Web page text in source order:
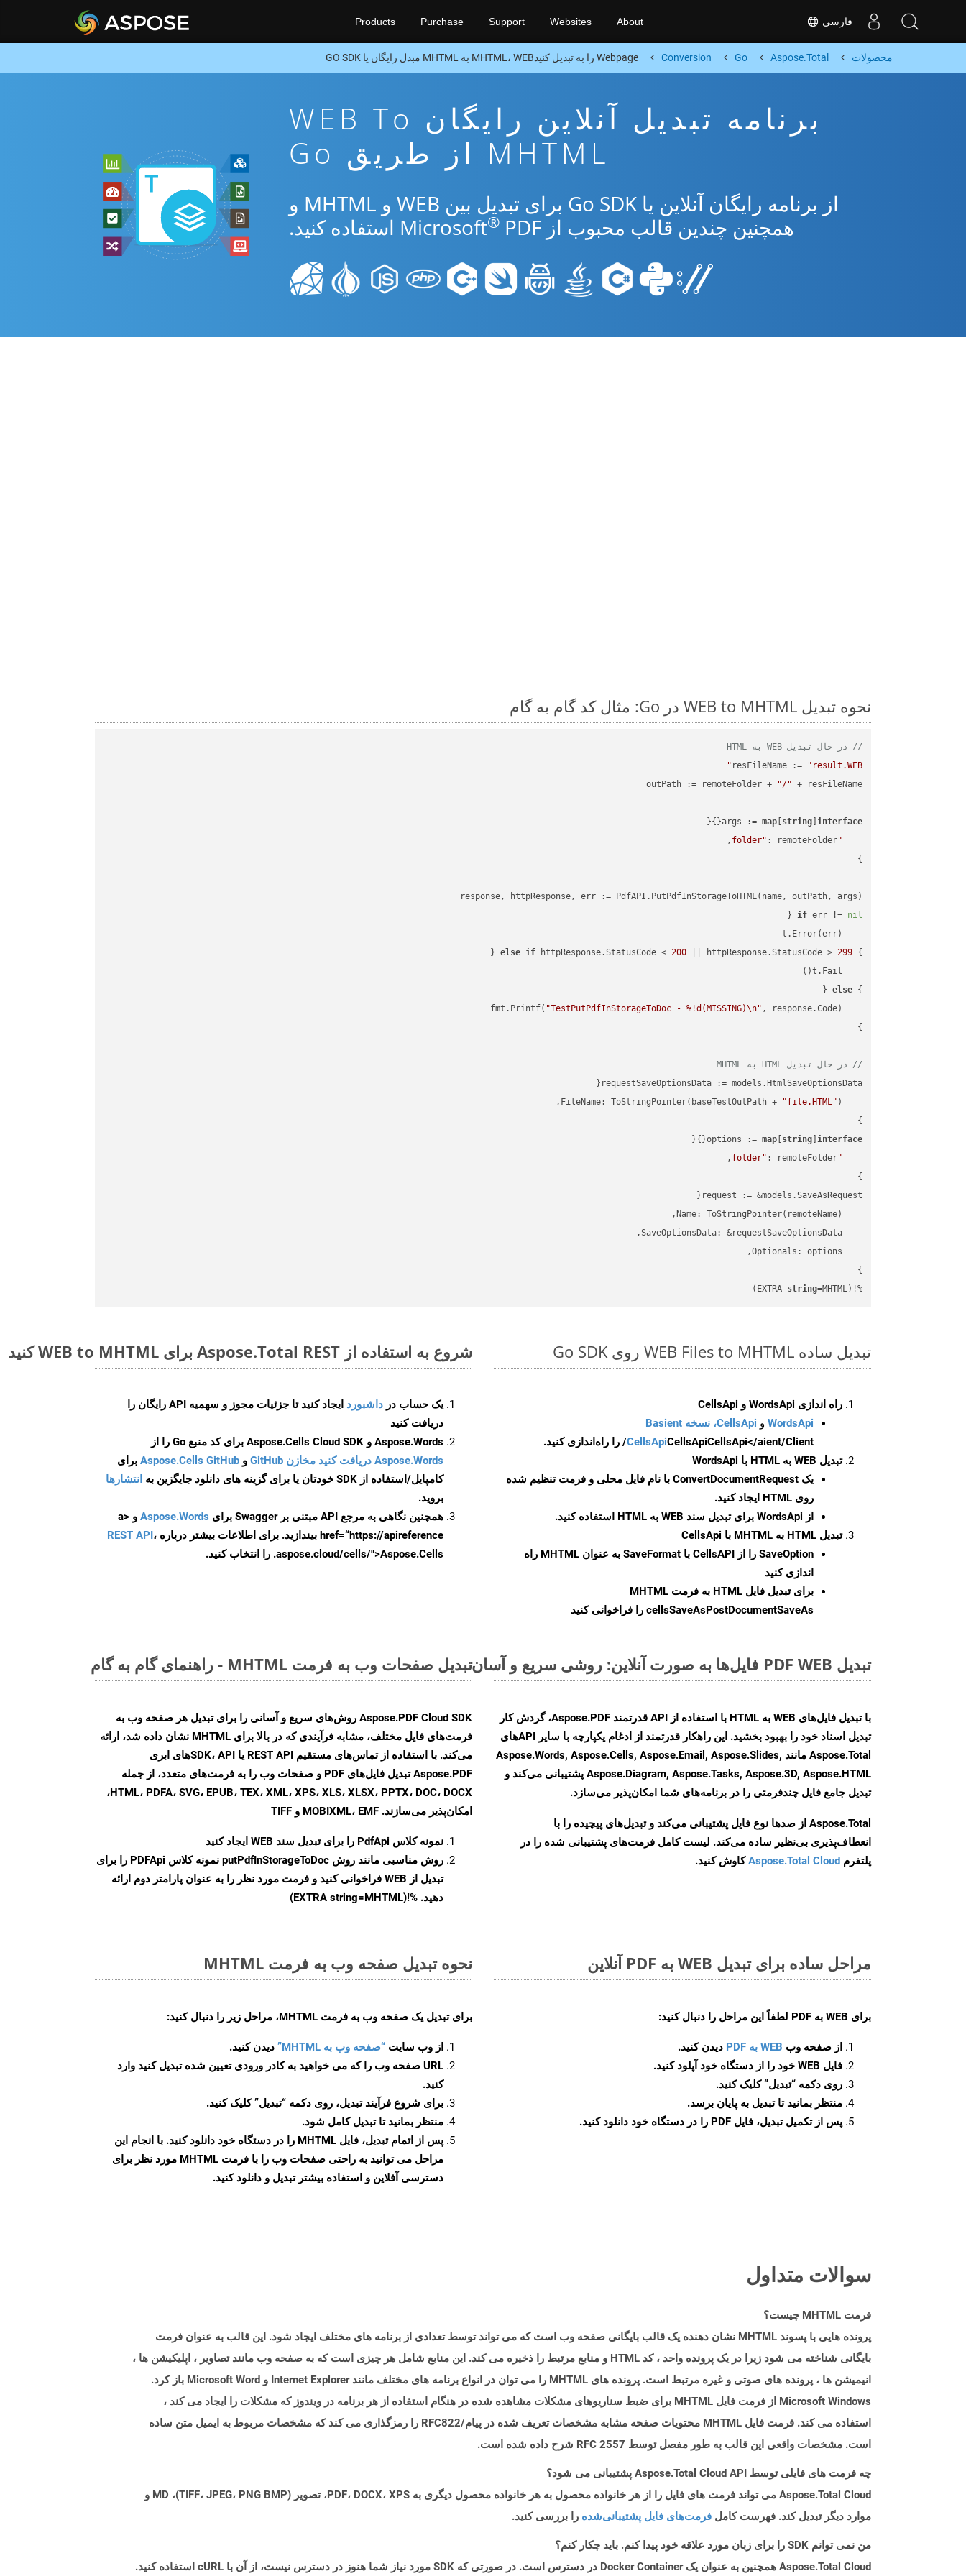
فارسی Products Purchase Support Websites About
محصولات Aspose.Total
Go
Conversion Webpage را به تبدیل کنیدMHTML، WEB به MHTML مبدل رایگان یا GO SDK
برنامه تبدیل آنلاین رایگان WEB To
MHTML از طریق Go
از برنامه رایگان آنلاین یا Go SDK برای تبدیل بین WEB و MHTML و
همچنین چندین قالب محبوب از Microsoft
® PDF استفاده کنید.
نحوه تبدیل WEB to MHTML در Go: مثال کد گام به گام
// در حال تبدیل WEB به HTML
resFileName :=
"result.WEB"
outPath := remoteFolder +
"/"
args := map[ string] interface
"folder"
response, httpResponse, err := PdfAPI.PutPdfInStorageToHTML(name, outPath, args)
if err != nil
}
else if httpResponse.StatusCode < 200 || httpResponse.StatusCode > 299
}
else
"TestPutPdfInStorageToDoc - %!d(MISSING)\n"
// در حال تبدیل HTML به MHTML
"file.HTML"
options := map[ string] interface
"folder"
%!(EXTRA
string=MHTML)
تبدیل ساده WEB Files to MHTML روی Go SDK
راه اندازی WordsApi و CellsApi
WordsApi و CellsApi، نسخه Basient
CellsApiCellsApiCellsApi</aient/Client/ را راه‌اندازی کنید.
تبدیل WEB به HTML با WordsApi
یک ConvertDocumentRequest با نام فایل محلی و فرمت تنظیم شده
روی HTML ایجاد کنید.
از WordsApi برای تبدیل سند WEB به HTML استفاده کنید.
تبدیل HTML به MHTML با CellsApi
SaveOption
را از CellsAPI با SaveFormat به عنوان MHTML راه
اندازی کنید
برای تبدیل فایل HTML به فرمت
MHTML
cellsSaveAsPostDocumentSaveAs را فراخوانی کنید
شروع به استفاده از Aspose.Total REST برای WEB to MHTML کنید
یک حساب در داشبورد
ایجاد کنید تا جزئیات مجوز و سهمیه API رایگان را
دریافت کنید
Aspose.Words و Aspose.Cells Cloud SDK برای کد منبع Go را از
Aspose.Words دریافت کنید مخازن GitHub
و Aspose.Cells GitHub برای
کامپایل/استفاده از SDK خودتان یا برای گزینه های دانلود جایگزین به
انتشارها
بروید.
همچنین نگاهی به مرجع API مبتنی بر Swagger برای
Aspose.Words
و <a
href=“https://apireference بیندازید. برای اطلاعات بیشتر درباره
REST API،
.aspose.cloud/cells/">Aspose.Cells را انتخاب کنید.
تبدیل PDF WEB فایل‌ها به صورت آنلاین: روشی سریع و آسان
با تبدیل فایل‌های WEB به HTML با استفاده از API قدرتمند Aspose.PDF، گردش کار
تبدیل اسناد خود را بهبود بخشید. این راهکار قدرتمند از ادغام یکپارچه با سایر APIهای
Aspose.Total مانند Aspose.Words, Aspose.Cells, Aspose.Email, Aspose.Slides,
Aspose.Diagram, Aspose.Tasks, Aspose.3D, Aspose.HTML پشتیبانی می‌کند و
تبدیل جامع فایل چندفرمتی را در برنامه‌های شما امکان‌پذیر می‌سازد.
Aspose.Total از صدها نوع فایل پشتیبانی می‌کند و تبدیل‌های پیچیده را با
انعطاف‌پذیری بی‌نظیر ساده می‌کند. لیست کامل فرمت‌های پشتیبانی شده را در
پلتفرم Aspose.Total Cloudکاوش کنید.
تبدیل صفحات وب به فرمت MHTML - راهنمای گام به گام
Aspose.PDF Cloud SDK روش‌های سریع و آسانی را برای تبدیل هر صفحه وب به
فرمت‌های فایل مختلف، مشابه فرآیندی که در بالا برای MHTML نشان داده شد، ارائه
می‌کند. با استفاده از تماس‌های مستقیم REST API یا SDK، API‌های ابری
Aspose.PDF تبدیل فایل‌های PDF و صفحات وب را به فرمت‌های متعدد، از جمله
HTML، PDFA، SVG، EPUB، TEX، XML، XPS، XLS، XLSX، PPTX، DOC، DOCX،
امکان‌پذیر می‌سازند. MOBIXML، EMF و TIFF
نمونه کلاس PdfApi را برای تبدیل سند WEB ایجاد کنید
روش مناسبی مانند روش putPdfInStorageToDoc
نمونه کلاس PDFApi را برای
تبدیل از WEB فراخوانی کنید و فرمت مورد نظر را به عنوان پارامتر دوم ارائه
دهید. %!(EXTRA string=MHTML)
مراحل ساده برای تبدیل WEB به PDF آنلاین
برای WEB به PDF لطفاً این مراحل را دنبال کنید:
از صفحه وب WEB به PDF
دیدن کنید.
فایل WEB خود را از دستگاه خود آپلود کنید.
روی دکمه “تبدیل”کلیک کنید.
منتظر بمانید تا تبدیل به پایان برسد.
پس از تکمیل تبدیل، فایل PDF را در دستگاه خود دانلود کنید.
نحوه تبدیل صفحه وب به فرمت MHTML
برای تبدیل یک صفحه وب به فرمت MHTML، مراحل زیر را دنبال کنید:
از وب سایت “صفحه وب به MHTML”
دیدن کنید.
URL صفحه وب را که می خواهید به کادر ورودی تعیین شده تبدیل کنید وارد
کنید.
برای شروع فرآیند تبدیل، روی دکمه “تبدیل” کلیک کنید.
منتظر بمانید تا تبدیل کامل شود.
پس از اتمام تبدیل، فایل MHTML را در دستگاه خود دانلود کنید. با انجام این
مراحل می توانید به راحتی صفحات وب را با فرمت MHTML مورد نظر برای
دسترسی آفلاین و استفاده بیشتر تبدیل و دانلود کنید.
سوالات متداول
فرمت MHTML چیست؟
پرونده هایی با پسوند MHTML نشان دهنده یک قالب بایگانی صفحه وب است که می تواند توسط تعدادی از برنامه های مختلف ایجاد شود. این قالب به عنوان فرمت
بایگانی شناخته می شود زیرا در یک پرونده واحد ، کد HTML و منابع مرتبط را ذخیره می کند. این منابع شامل هر چیزی است که به صفحه وب مانند تصاویر ، اپلیکیشن ها ،
انیمیشن ها ، پرونده های صوتی و غیره مرتبط است. پرونده های MHTML را می توان در انواع برنامه های مختلف مانند Internet Explorer و Microsoft Word باز کرد.
Microsoft Windows از فرمت فایل MHTML برای ضبط سناریوهای مشکلات مشاهده شده در هنگام استفاده از هر برنامه در ویندوز که مشکلات را ایجاد می کند ،
استفاده می کند. فرمت فایل MHTML محتویات صفحه مشابه مشخصات تعریف شده در پیام/RFC822 را رمزگذاری می کند که مشخصات مربوط به ایمیل متن ساده
است. مشخصات واقعی این قالب به طور مفصل توسط RFC 2557 شرح داده شده است.
چه فرمت های فایلی توسط Aspose.Total Cloud API پشتیبانی می شود؟
Aspose.Total Cloud می تواند فرمت های فایل را از هر خانواده محصول به هر خانواده محصول دیگری به PDF، DOCX، XPS، تصویر (TIFF، JPEG، PNG BMP)، MD و
موارد دیگر تبدیل کند. فهرست کامل فرمت‌های فایل پشتیبانی‌شده را بررسی کنید.
من نمی توانم SDK را برای زبان مورد علاقه خود پیدا کنم. باید چکار کنم؟
Aspose.Total Cloud همچنین به عنوان یک Docker Container در دسترس است. در صورتی که SDK مورد نیاز شما هنوز در دسترس نیست، از آن با cURL استفاده کنید.